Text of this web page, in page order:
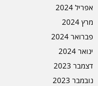
אפריל 2024
מרץ 2024
פברואר 2024
ינואר 2024
דצמבר 2023
נובמבר 2023